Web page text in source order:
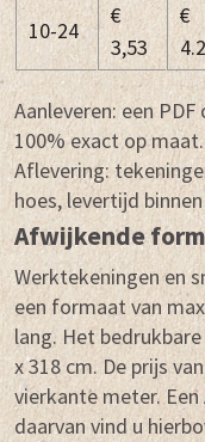
10-24
€
3,53
€
Aanleveren: een
100% exact op maat.
Aflevering:
hoes, levertijd
Afwijkende
Werktekeningen en
een formaat van
lang. Het
x 318 cm. De prijs
vierkante meter.
daarvan vind u